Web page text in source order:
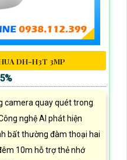
DH-H3T 3MP
camera quay quét trong
nghệ AI phát hiện
bất thường đàm thoại hai
10m hỗ trợ thẻ nhớ